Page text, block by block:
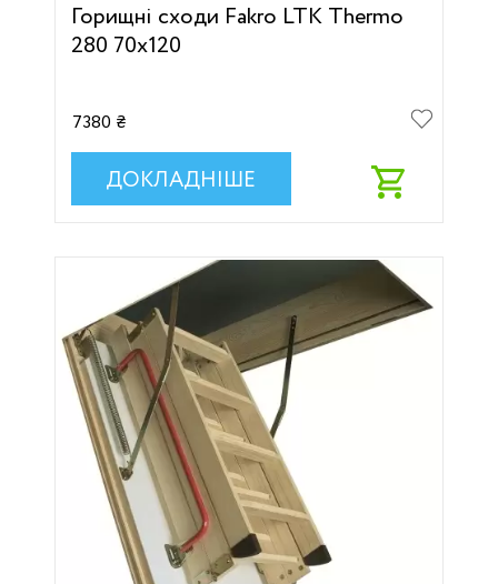
Горищні сходи Fakro LTK Thermo
280 70х120
7380 ₴
ДОКЛАДНІШЕ